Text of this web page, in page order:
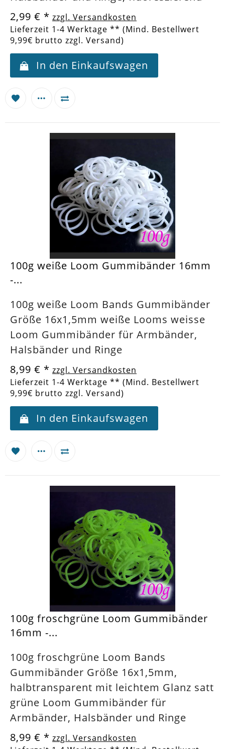
2,99 € * zzgl. Versandkosten
Lieferzeit 1-4 Werktage ** (Mind. Bestellwert
9,99€ brutto zzgl. Versand)
In den Einkaufswagen
100g weiße Loom Gummibänder 16mm
-...
100g weiße Loom Bands Gummibänder
Größe 16x1,5mm weiße Looms weisse
Loom Gummibänder für Armbänder,
Halsbänder und Ringe
8,99 € * zzgl. Versandkosten
Lieferzeit 1-4 Werktage ** (Mind. Bestellwert
9,99€ brutto zzgl. Versand)
In den Einkaufswagen
100g froschgrüne Loom Gummibänder
16mm -...
100g froschgrüne Loom Bands
Gummibänder Größe 16x1,5mm,
halbtransparent mit leichtem Glanz satt
grüne Loom Gummibänder für
Armbänder, Halsbänder und Ringe
8,99 € * zzgl. Versandkosten